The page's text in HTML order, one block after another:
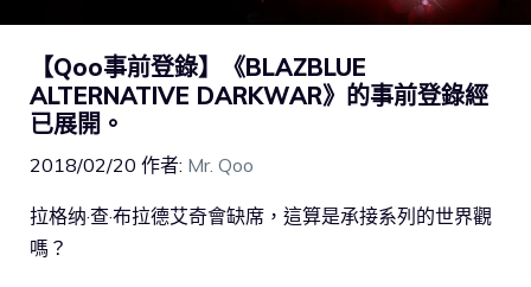
【Qoo事前登錄】《BLAZBLUE
ALTERNATIVE DARKWAR》的事前登錄經
已展開。
2018/02/20 作者: Mr. Qoo
拉格纳·查·布拉德艾奇會缺席，這算是承接系列的世界觀
嗎？